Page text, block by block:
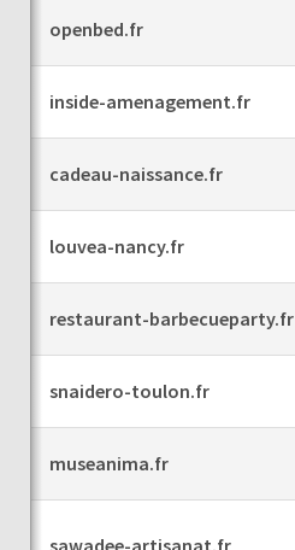
openbed.fr
inside-amenagement.fr
cadeau-naissance.fr
louvea-nancy.fr
restaurant-barbecueparty.fr
snaidero-toulon.fr
museanima.fr
sawadee-artisanat.fr